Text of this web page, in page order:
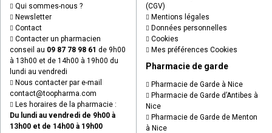
Qui sommes-nous ?
Newsletter
Contact
Contacter un pharmacien
conseil au 09 87 78 98 61 de 9h00
à 13h00 et de 14h00 à 19h00 du
lundi au vendredi
Nous contacter par e-mail
contact@toopharma.com
Les horaires de la pharmacie :
Du lundi au vendredi de 9h00 à
13h00 et de 14h00 à 19h00
(CGV)
Mentions légales
Données personnelles
Cookies
Mes préférences Cookies
Pharmacie de garde
Pharmacie de Garde à Nice
Pharmacie de Garde d’Antibes à
Nice
Pharmacie de Garde de Menton
à Nice